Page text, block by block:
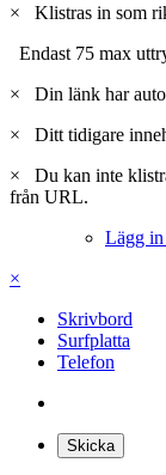
×
Klistras in som
Endast 75 max
×
Din länk har
×
Ditt tidigare
×
Du kan inte
från URL.
Lägg
×
Skrivbord
Surfplatta
Telefon
Skicka